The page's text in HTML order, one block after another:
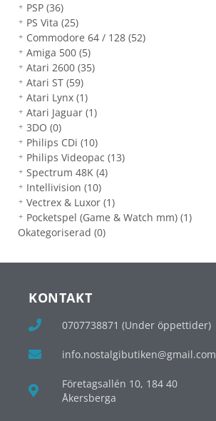
PSP(36)
PS Vita(25)
Commodore 64 / 128(52)
Amiga 500(5)
Atari 2600(35)
Atari ST(59)
Atari Lynx(1)
Atari Jaguar(1)
3DO(0)
Philips CDi(10)
Philips Videopac(13)
Spectrum 48K(4)
Intellivision(10)
Vectrex & Luxor(1)
Pocketspel (Game & Watch mm)(1)
Okategoriserad (0)
KONTAKT
0707738871 (Under öppettider)
info.nostalgibutiken@gmail.com
Företagsallén 10, 184 40
Åkersberga